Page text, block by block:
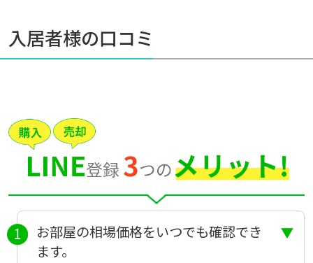
入居者様の口コミ
お部屋の相場価格をいつでも確認でき
ます。